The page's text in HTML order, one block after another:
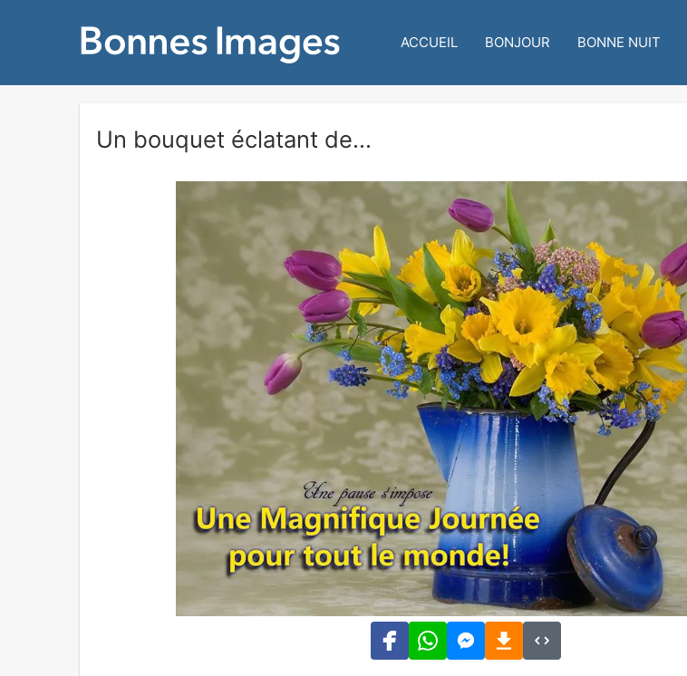
ACCUEIL BONJOUR BONNE NUIT
Un bouquet éclatant de...